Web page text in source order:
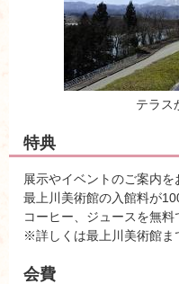
テラス
特典
展示やイベントのご案内を
最上川美術館の入館料が
コーヒー、ジュースを無料
※詳しくは最上川美術館ま
会費